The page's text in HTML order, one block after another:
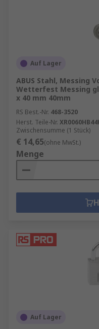
Auf Lager
ABUS Stahl, Messing
Wetterfest Messing
x 40 mm 40mm
RS Best.-Nr. 468-3520
Herst. Teile-Nr.
Zwischensumme (1 Stück)
€ 14,65(ohne MwSt.)
Menge
Auf Lager